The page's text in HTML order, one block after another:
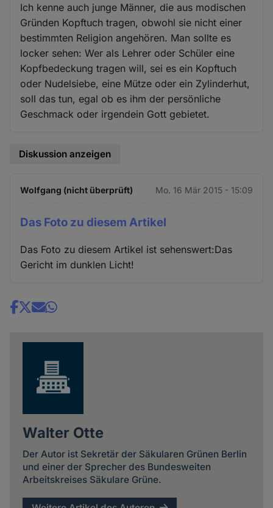
Ich kenne auch junge Männer, die aus modischen
Gründen Kopftuch tragen, obwohl sie nicht einer
bestimmten Religion angehören. Man sollte es
locker sehen: Wer als Lehrer oder Schüler eine
Kopfbedeckung tragen will, sei es ein Kopftuch
oder Nudelsiebe, eine Mütze oder ein Zylinderhut,
soll das tun, egal ob es ihm der persönliche
Geschmack oder irgendein Gott gebietet.
Diskussion anzeigen
Wolfgang (nicht überprüft) Mo. 16 Mär 2015 - 15:09
Das Foto zu diesem Artikel
Das Foto zu diesem Artikel ist sehenswert:Das
Gericht im dunklen Licht!
Share
Walter Otte
Der Autor ist Sekretär der Säkularen Grünen Berlin
und einer der Sprecher des Bundesweiten
Arbeitskreises Säkulare Grüne.